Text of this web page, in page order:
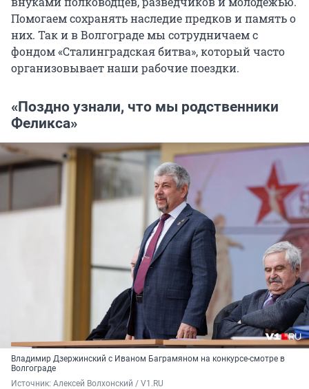
Помогаем сохранять наследие предков и память о
них. Так и в Волгограде мы сотрудничаем с
фондом «Сталинградская битва», который часто
организовывает наши рабочие поездки.
«Поздно узнали, что мы родственники
Феликса»
Владимир Дзержинский с Иваном Баграмяном на конкурсе-смотре в
Волгограде
Источник: Алексей Волхонский / V1.RU